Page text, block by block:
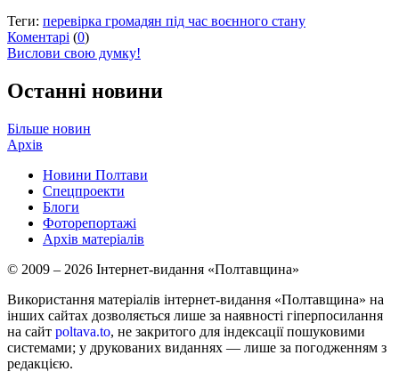
Теги: перевірка громадян під час воєнного стану
Коментарі (0)
Вислови свою думку!
Останні новини
Більше новин
Архів
Новини Полтави
Спецпроекти
Блоги
Фоторепортажі
Архів матеріалів
© 2009 – 2026 Інтернет-видання «Полтавщина»
Використання матеріалів інтернет-видання «Полтавщина» на
інших сайтах дозволяється лише за наявності гіперпосилання
на сайт poltava.to, не закритого для індексації пошуковими
системами; у друкованих виданнях — лише за погодженням з
редакцією.